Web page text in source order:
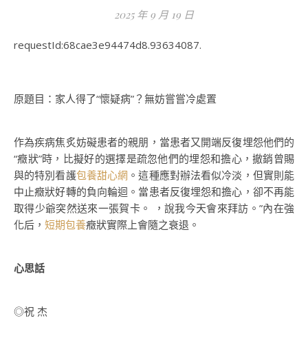
2025 年 9 月 19 日
requestId:68cae3e94474d8.93634087.
原題目：家人得了“懷疑病”？無妨嘗嘗冷處置
作為疾病焦炙妨礙患者的親朋，當患者又開端反復埋怨他們的
“癥狀”時，比擬好的選擇是疏忽他們的埋怨和擔心，撤銷曾賜
與的特別看護包養甜心網 。這種應對辦法看似冷淡，但實則能
中止癥狀好轉的負向輪迴。當患者反復埋怨和擔心，卻不再能
取得少爺突然送來一張賀卡。 ，說我今天會來拜訪。”內在強
化后， 短期包養癥狀實際上會隨之衰退。
心思話
◎祝 杰